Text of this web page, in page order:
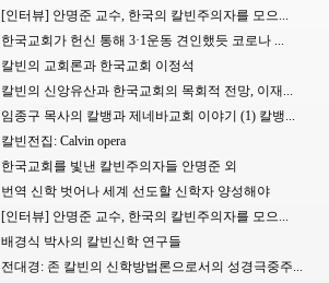
[인터뷰] 안명준 교수, 한국의 칼빈주의자를 모으...
한국교회가 헌신 통해 3·1운동 견인했듯 코로나 ...
칼빈의 교회론과 한국교회 이정석
칼빈의 신앙유산과 한국교회의 목회적 전망, 이재...
임종구 목사의 칼뱅과 제네바교회 이야기 (1) 칼뱅...
칼빈전집: Calvin opera
한국교회를 빛낸 칼빈주의자들 안명준 외
번역 신학 벗어나 세계 선도할 신학자 양성해야
[인터뷰] 안명준 교수, 한국의 칼빈주의자를 모으...
배경식 박사의 칼빈신학 연구들
전대경: 존 칼빈의 신학방법론으로서의 성경극중주...